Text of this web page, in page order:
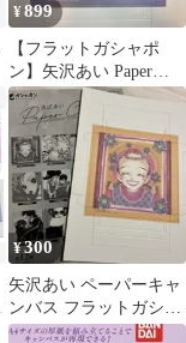
¥899
【フラットガシャポ
ン】矢沢あい Paper
Canvas NANA D
¥300
矢沢あい ペーパーキャ
ンバス フラットガシャ
ポン 天使なんかじゃな